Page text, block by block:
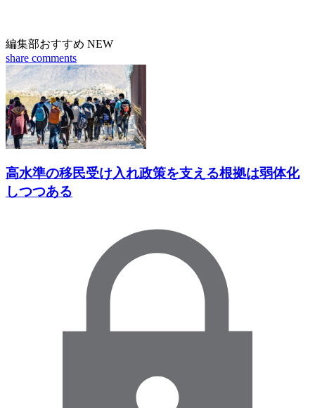
編集部おすすめ NEW
share comments
高水準の移民受け入れ政策を支える根拠は弱体化
しつつある